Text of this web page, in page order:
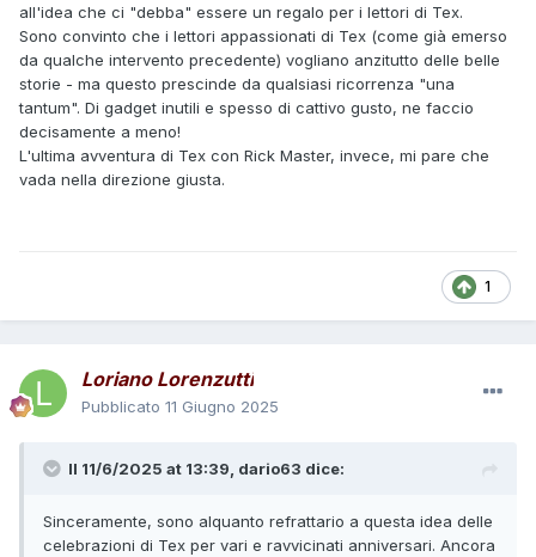
all'idea che ci "debba" essere un regalo per i lettori di Tex.
Sono convinto che i lettori appassionati di Tex (come già emerso
da qualche intervento precedente) vogliano anzitutto delle belle
storie - ma questo prescinde da qualsiasi ricorrenza "una
tantum". Di gadget inutili e spesso di cattivo gusto, ne faccio
decisamente a meno!
L'ultima avventura di Tex con Rick Master, invece, mi pare che
vada nella direzione giusta.
1
Loriano Lorenzutti
Pubblicato 11 Giugno 2025
Il 11/6/2025 at 13:39, dario63 dice:
Sinceramente, sono alquanto refrattario a questa idea delle
celebrazioni di Tex per vari e ravvicinati anniversari. Ancora